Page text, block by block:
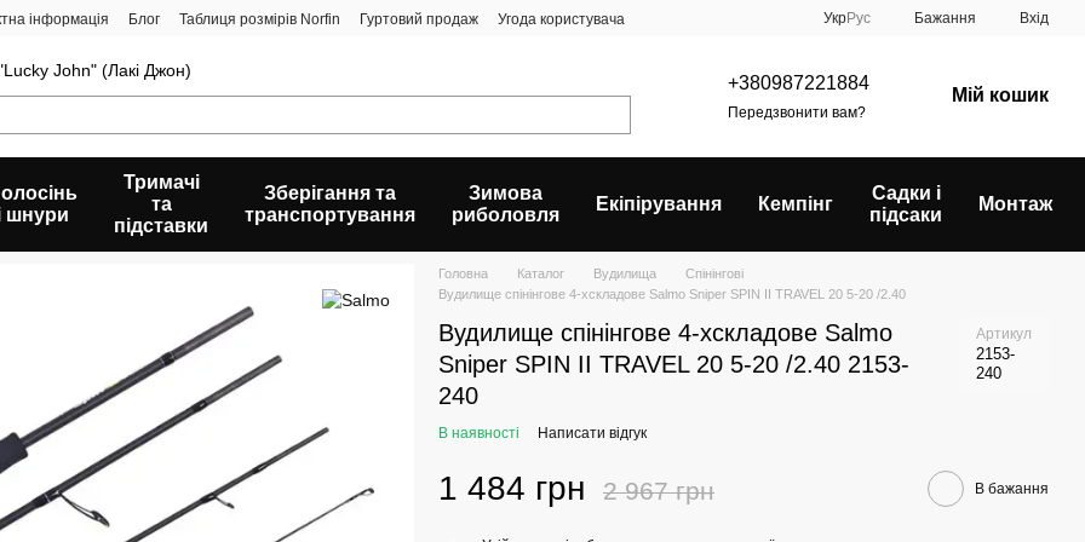
інформація Блог Таблиця розмірів Norfin Гуртовий продаж
Угода користувача
УкрРус Бажання Вхід
John" (Лакі Джон)
+380987221884
Передзвонити вам?
Мій кошик
шнури
Тримачі
та
підставки
Зберігання та
транспортування
Зимова
риболовля
Екіпірування Кемпінг
Садки і
підсаки
Монтаж
Головна Каталог Вудилища
Спінінгові
Вудилище спінінгове 4-хскладове Salmo Sniper SPIN II TRAVEL 20 5-20 /2.40
Вудилище спінінгове 4-хскладове Salmo
Sniper SPIN II TRAVEL 20 5-20 /2.40 2153-
240
Артикул
2153-
240
В наявності Написати відгук
1 484 грн 2 967 грн В бажання